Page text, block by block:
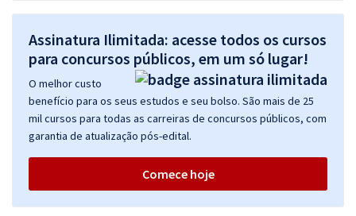
Assinatura Ilimitada: acesse todos os cursos
para concursos públicos, em um só lugar!
O melhor custo
benefício para os seus estudos e seu bolso. São mais de 25
mil cursos para todas as carreiras de concursos públicos, com
garantia de atualização pós-edital.
Comece hoje